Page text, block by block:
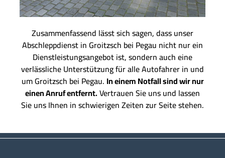
Zusammenfassend lässt sich sagen, dass unser
Abschleppdienst in Groitzsch bei Pegau nicht nur ein
Dienstleistungsangebot ist, sondern auch eine
verlässliche Unterstützung für alle Autofahrer in und
um Groitzsch bei Pegau. In einem Notfall sind wir nur
einen Anruf entfernt.Vertrauen Sie uns und lassen
Sie uns Ihnen in schwierigen Zeiten zur Seite stehen.